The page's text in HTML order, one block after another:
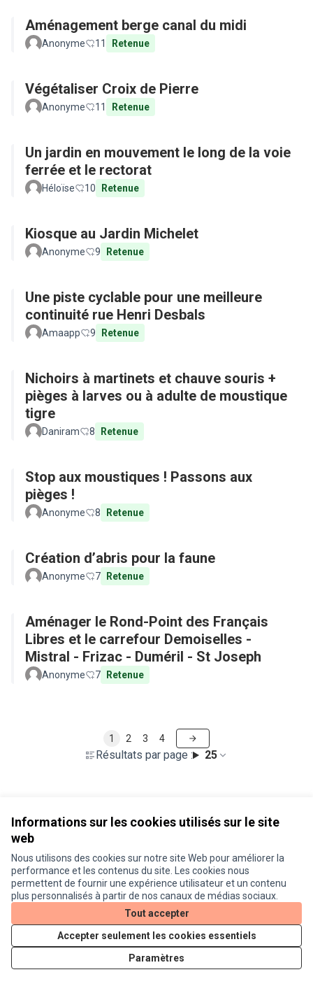
Informations sur les cookies utilisés sur le site
web
Nous utilisons des cookies sur notre site Web pour améliorer la
performance et les contenus du site. Les cookies nous
permettent de fournir une expérience utilisateur et un contenu
plus personnalisés à partir de nos canaux de médias sociaux.
Tout accepter
Accepter seulement les cookies essentiels
Paramètres
Aménagement berge canal du midi
Anonyme 11 Retenue
Végétaliser Croix de Pierre
Anonyme 11 Retenue
Un jardin en mouvement le long de la voie
ferrée et le rectorat
Héloïse 10 Retenue
Kiosque au Jardin Michelet
Anonyme 9 Retenue
Une piste cyclable pour une meilleure
continuité rue Henri Desbals
Amaapp 9 Retenue
Nichoirs à martinets et chauve souris +
pièges à larves ou à adulte de moustique
tigre
Daniram 8 Retenue
Stop aux moustiques ! Passons aux
pièges !
Anonyme 8 Retenue
Création d’abris pour la faune
Anonyme 7 Retenue
Aménager le Rond-Point des Français
Libres et le carrefour Demoiselles -
Mistral - Frizac - Duméril - St Joseph
Anonyme 7 Retenue
Résultats par page : 25
1 2 3 4
Conditions d'utilisation
Paramètres des cookies
Je participe ! sur X
(Lien externe)
Je participe ! sur Facebook
Je participe ! sur Instagram
Site réalisé grâce aulogiciel libre Decidim .
Licence
(Lien